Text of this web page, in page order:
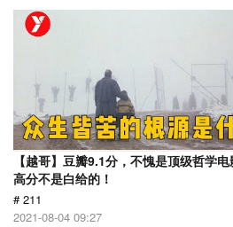
【越哥】豆瓣9.1分，不愧是顶级哲学
高分不是白给的！
# 211
2021-08-04 09:27